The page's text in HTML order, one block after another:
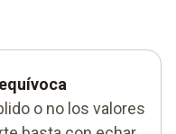
o no los valores